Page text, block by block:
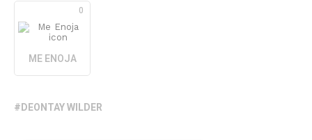
0
ME ENOJA
DEONTAY WILDER